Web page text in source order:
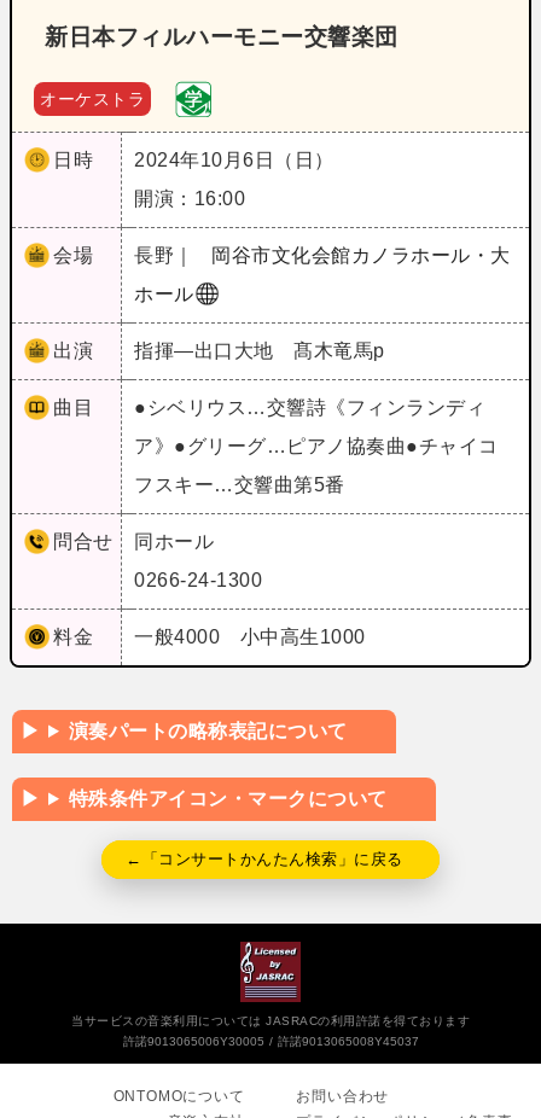
新日本フィルハーモニー交響楽団
オーケストラ
日時
2024年10月6日（日）
開演：16:00
会場 長野｜
岡谷市文化会館カノラホール・大
ホール
出演 指揮―出口大地 髙木竜馬p
曲目
●シベリウス…交響詩《フィンランディ
ア》●グリーグ…ピアノ協奏曲●チャイコ
フスキー…交響曲第5番
問合せ
同ホール
0266-24-1300
料金 一般4000 小中高生1000
演奏パートの略称表記について
特殊条件アイコン・マークについて
←「コンサートかんたん検索」に戻る
当サービスの音楽利用については JASRACの利用許諾を得ております
許諾9013065006Y30005
許諾9013065008Y45037
ONTOMOについて
お問い合わせ